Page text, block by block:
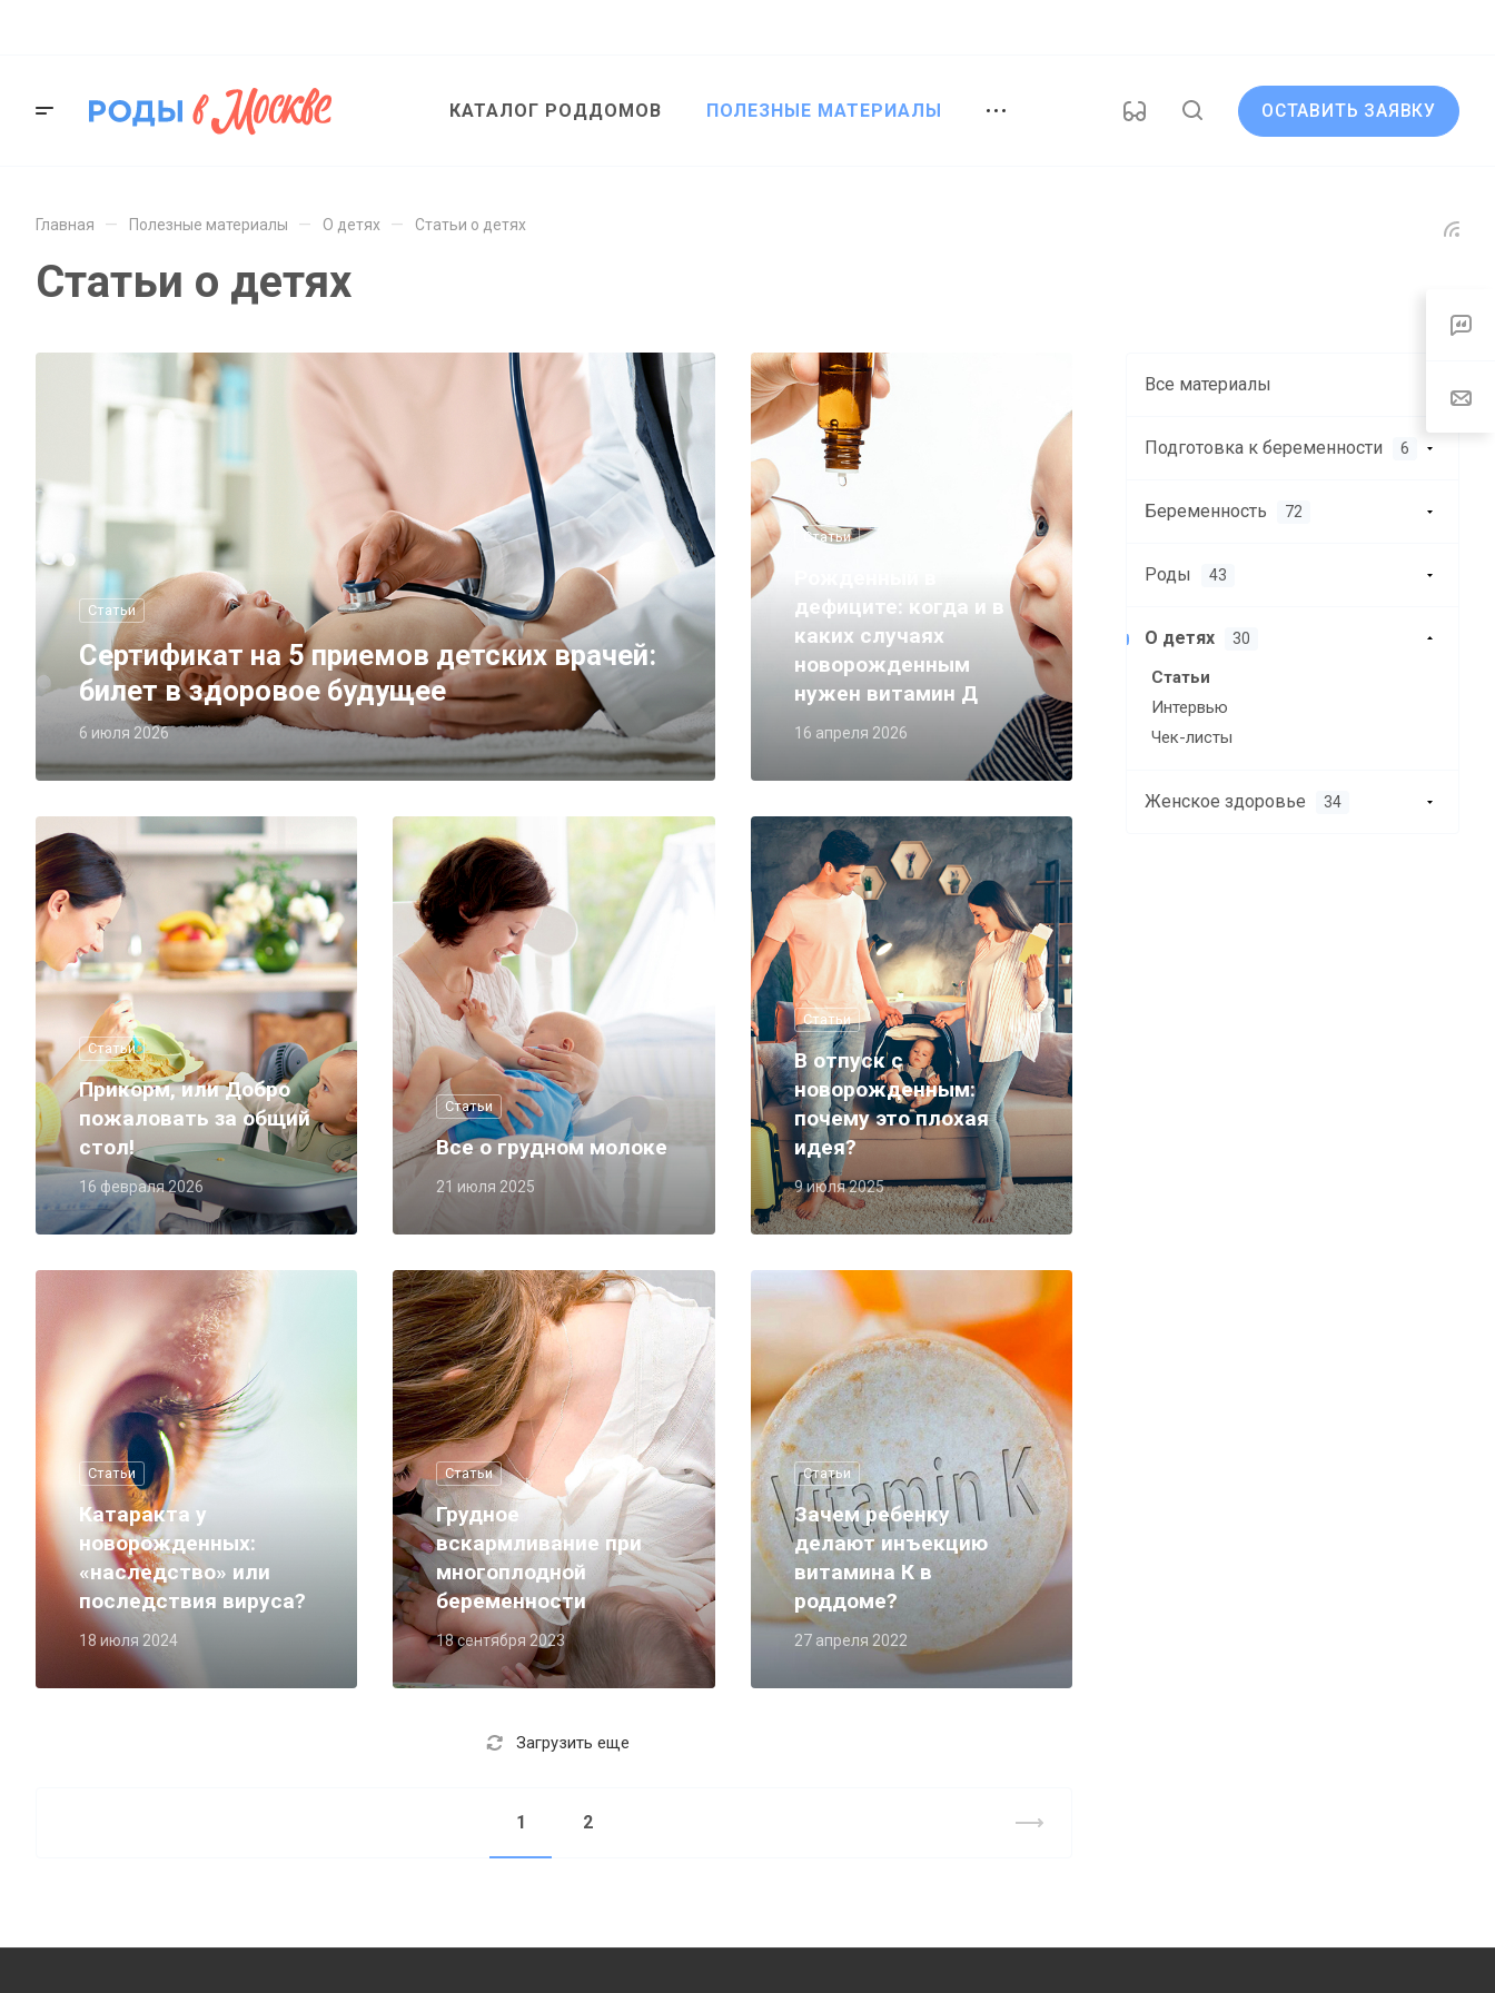
КАТАЛОГ РОДДОМОВ ПОЛЕЗНЫЕ МАТЕРИАЛЫ ОСТАВИТЬ ЗАЯВКУ
Главная — Полезные материалы — О детях — Статьи о детях
Статьи о детях
Статьи
6 июля 2026
Сертификат на 5 приемов детских врачей:
билет в здоровое будущее
Статьи
16 апреля 2026
дефиците: когда и в
каких случаях
новорожденным
нужен витамин Д
Статьи
16 февраля 2026
Прикорм, или Добро
пожаловать за общий
стол!
Статьи
21 июля 2025
Все о грудном молоке
Статьи
9 июля 2025
В отпуск с
новорожденным:
почему это плохая
идея?
Статьи
18 июля 2024
Катаракта у
новорожденных:
«наследство» или
последствия вируса?
Статьи
18 сентября 2023
Грудное
вскармливание при
многоплодной
беременности
Статьи
27 апреля 2022
Зачем ребенку
делают инъекцию
витамина К в
роддоме?
Загрузить еще
1 2
Все материалы
Подготовка к беременности 6
Беременность 72
Роды 43
О детях 30
Статьи
Интервью
Чек-листы
Женское здоровье 34